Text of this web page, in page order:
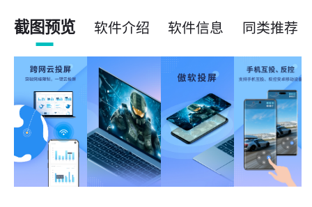
截图预览 软件介绍 软件信息 同类推荐